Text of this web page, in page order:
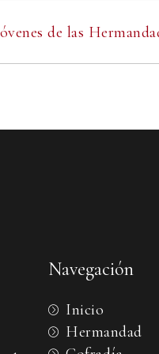
de las
Navegación
Inicio
Hermandad